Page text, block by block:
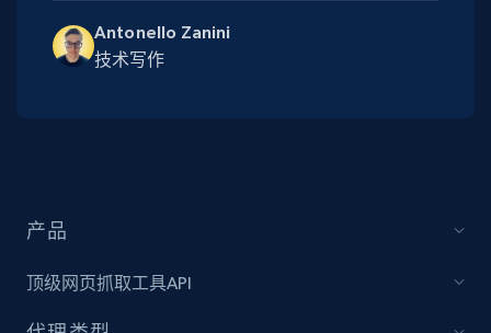
Antonello Zanini
技术写作
产品
顶级网页抓取工具API